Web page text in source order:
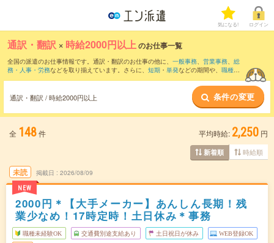
気になる! ログイン
通訳・翻訳 × 時給2000円以上のお仕事一覧
全国の派遣のお仕事情報です。通訳・翻訳のお仕事の他に、 一般事務、 営業事務、 総
務・人事・労務などを取り揃えています。さらに、 短期 ・ 単発などの期間や、 職種未
通訳・翻訳 / 時給2000円以上 条件の変更
全 148件 平均時給: 2,250 円
新着順 時給順
未読
NEW
掲載日 2026/08/09
2000円＊【大手メーカー】あんしん長期！残
業少なめ！17時定時！土日休み＊事務
職種未経験OK 交通費別途支給あり 土日祝日が休み WEB登録OK